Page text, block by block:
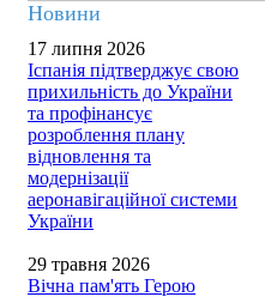
Новини
17 липня 2026
Іспанія підтверджує свою
прихильність до України
та профінансує
розроблення плану
відновлення та
модернізації
аеронавігаційної системи
України
29 травня 2026
Вічна пам'ять Герою